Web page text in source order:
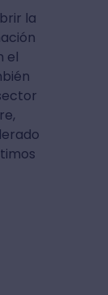
la
el